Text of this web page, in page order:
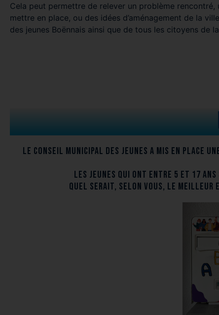
Cela peut permettre de relever un problème rencontré,
mettre en place, ou des idées d’aménagement de la
des jeunes Boënnais ainsi que de tous les citoyens de
Le Conseil municipal des jeunes a mis en
Les jeunes qui ont entre 5 et 17
Quel serait, selon vous, le